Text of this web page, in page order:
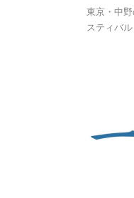
東京・中
スティバ